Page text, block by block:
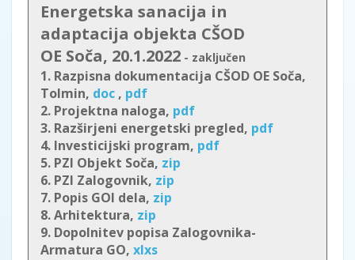
Energetska sanacija in
adaptacija objekta CŠOD
OE Soča, 20.1.2022 - zaključen
1. Razpisna dokumentacija CŠOD OE Soča,
Tolmin, doc, pdf
2. Projektna naloga, pdf
3. Razširjeni energetski pregled, pdf
4. Investicijski program, pdf
5. PZI Objekt Soča, zip
6. PZI Zalogovnik, zip
7. Popis GOI dela, zip
8. Arhitektura, zip
9. Dopolnitev popisa Zalogovnika-
Armatura GO, xlxs